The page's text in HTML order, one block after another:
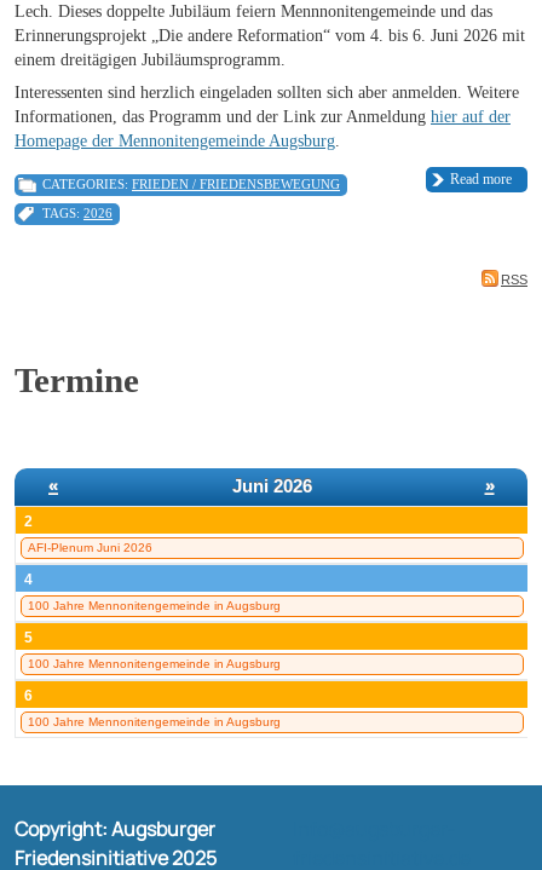
Lech. Dieses doppelte Jubiläum feiern Mennnonitengemeinde und das
Erinnerungsprojekt „Die andere Reformation“ vom 4. bis 6. Juni 2026 mit
einem dreitägigen Jubiläumsprogramm.
Interessenten sind herzlich eingeladen sollten sich aber anmelden. Weitere
Informationen, das Programm und der Link zur Anmeldung hier auf der
Homepage der Mennonitengemeinde Augsburg
Read more
CATEGORIES: FRIEDEN / FRIEDENSBEWEGUNG
TAGS: 2026
RSS
Termine
« Juni 2026 »
2
AFI-Plenum Juni 2026
4
100 Jahre Mennonitengemeinde in Augsburg
5
100 Jahre Mennonitengemeinde in Augsburg
6
100 Jahre Mennonitengemeinde in Augsburg
Copyright: Augsburger
Friedensinitiative 2025